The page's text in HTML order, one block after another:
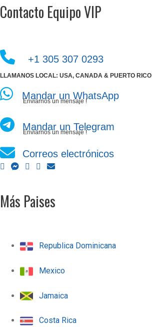
Contacto Equipo VIP
+1 305 307 0293
LLAMANOS LOCAL: USA, CANADA & PUERTO RICO
Mandar un WhatsApp
Enviarnos un mensaje !
Mandar un Telegram
Enviarnos un mensaje !
Correos electrónicos
Más Paises
Republica Dominicana
Mexico
Jamaica
Costa Rica